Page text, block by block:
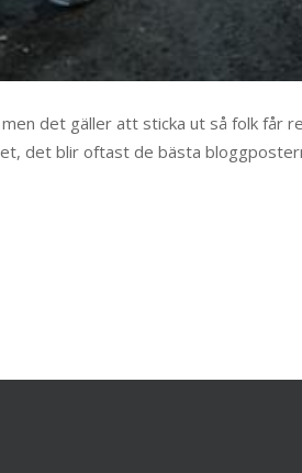
det gäller att sticka ut så folk får
det blir oftast de bästa